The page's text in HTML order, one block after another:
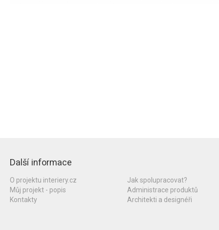
Další informace
O projektu interiery.cz
Můj projekt - popis
Kontakty
Jak spolupracovat?
Administrace produktů
Architekti a designéři